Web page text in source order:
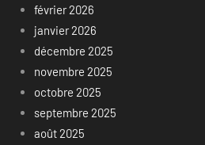
février 2026
janvier 2026
décembre 2025
novembre 2025
octobre 2025
septembre 2025
août 2025